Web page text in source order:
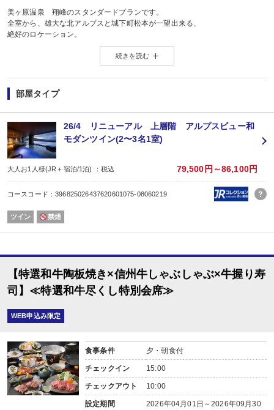
美ヶ原温泉 翔峰のスタンダードプランです。
全室から、雄大な北アルプスと城下町松本が一望出来る、
絶好のロケーション。
美ヶ原高原ビーナスライン、上高地、安曇野
・・・等への観光拠点にも最適です。
温泉大浴場は、広々ゆったりの内湯と、
開放感溢れる庭園露天風呂をお楽しみいただけます。
◇ご夕食・・・旬の食材を使用した創作和食会席（レストラン）
◇ご朝食・・・豊富な50種類以上の和洋バイキング（レストラン)
＜朝食バイキングおすすめ料理＞
1.自分好みの豚角煮丼やマグロのたたき丼が作れる名物のっけ丼！
2.信州味噌の味噌汁
3.信州産の新鮮な朝採れ野菜サラダ
4.信州産のわさびや野沢菜のお漬物
5.信州地鶏の卵を使用したふわふわオムレツ
8.安曇野産コシヒカリの釜炊きご飯
※時期により内容は変更になる場合がございます。
【翔峰のおすすめポイント】
１．5つ星の宿★★★★★8年連続選出の宿
３．県下最大級の大浴場：を始め7種の館内湯めぐりができます。
５．観光・アクセス抜群：松本市内・松本城まで車で10分 その他、上高地
◇◆◇無料送迎バスのご案内（予約不要）◇◆◇
○お迎え（松本駅よりホテル翔峰へ）
１６：００発／１７：００発（松本駅お城口交番前より）
○お送り（ホテル翔峰より松本駅へ）
続きを読む
部屋タイプ
26/4 リニューアル 上層階 アルプスビュー和
モダンツイン(2〜3名1室)
大人お1人様(JR＋宿泊/1泊) ：税込 79,500円～86,100円
コースコード：396825026437620601075-08060219
ツイン 禁煙
【特選和牛陶板焼き×信州牛しゃぶしゃぶ×牛握り寿
司】≪特選和牛尽くし特別会席≫
WEB申込み限定
食事条件 夕・朝食付
チェックイン 15:00
チェックアウト 10:00
設定期間
2026年04月01日～2026年09月30